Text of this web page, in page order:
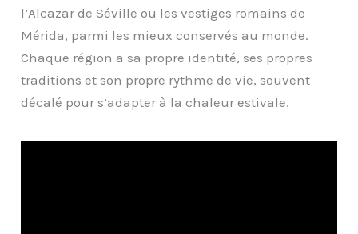
l’Alcazar de Séville ou les vestiges romains de
Mérida, parmi les mieux conservés au monde.
Chaque région a sa propre identité, ses propres
traditions et son propre rythme de vie, souvent
décalé pour s’adapter à la chaleur estivale.